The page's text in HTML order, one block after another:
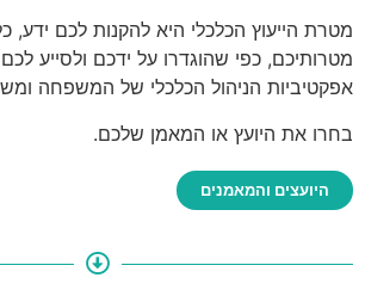
מטרת הייעוץ הכלכלי היא להקנות לכם ידע,
מטרותיכם, כפי שהוגדרו על ידכם ולסייע
אפקטיביות הניהול הכלכלי של המשפחה
בחרו את היועץ או המאמן שלכם.
היועצים והמאמנים